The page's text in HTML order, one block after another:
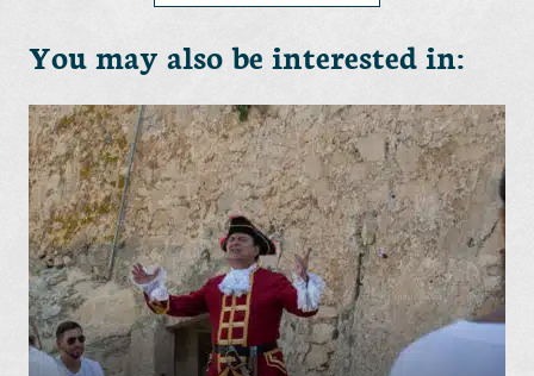
You may also be interested in: